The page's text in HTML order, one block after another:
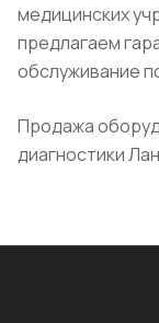
медицинских
предлагаем
обслуживание
Продажа
диагностики